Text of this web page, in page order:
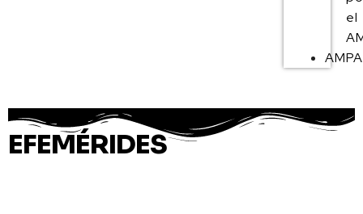
el
AMPA
EFEMÉRIDES